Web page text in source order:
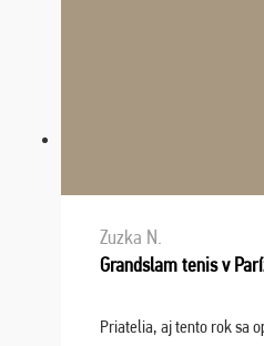
Zuzka N.
Grandslam tenis v
Priatelia, aj tento rok sa